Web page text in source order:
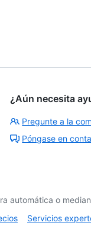
¿Aún necesita
Pregunte a la
Póngase en
automática o
Servicios